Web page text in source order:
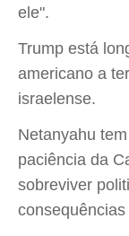
ele".
Trump está
americano a
israelense.
Netanyahu
paciência da
sobreviver